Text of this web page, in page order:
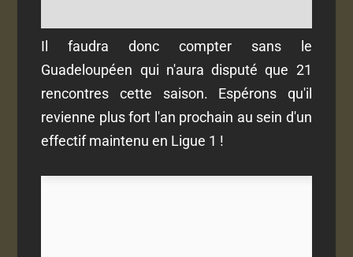
Il faudra donc compter sans le
Guadeloupéen qui n'aura disputé que 21
rencontres cette saison. Espérons qu'il
revienne plus fort l'an prochain au sein d'un
effectif maintenu en Ligue 1 !